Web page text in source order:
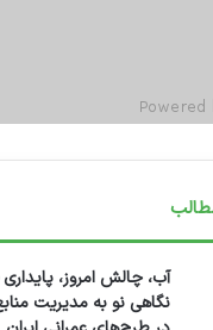
آب، چالش امروز، پایداری
نگاهی نو به مدیریت